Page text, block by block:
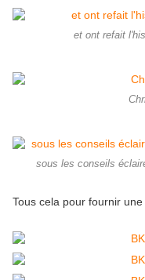
et ont refait
sous les conseils
Tous cela pour fournir